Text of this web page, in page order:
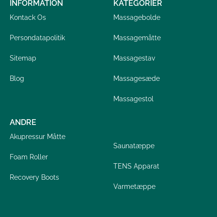
INFORMATION
Kontack Os
Persondatapolitik
Sitemap
Blog
KATEGORIER
Massagebolde
Massagemåtte
Massagestav
Massagesæde
Massagestol
ANDRE
Akupressur Måtte
Foam Roller
Recovery Boots
Saunatæppe
TENS Apparat
Varmetæppe